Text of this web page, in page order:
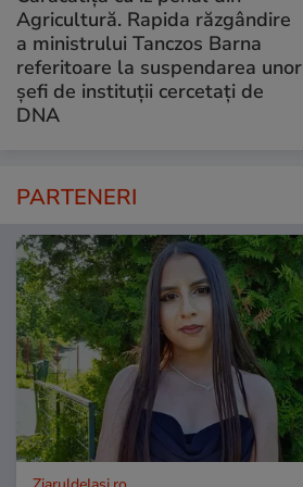
Agricultură. Rapida răzgândire
a ministrului Tanczos Barna
referitoare la suspendarea unor
șefi de instituții cercetați de
DNA
PARTENERI